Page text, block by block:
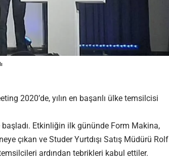
2020’de, yılın en başarılı ülke temsilcisi
Etkinliğin ilk gününde Form Makina,
çıkan ve Studer Yurtdışı Satış Müdürü Rolf
ardından tebrikleri kabul ettiler.